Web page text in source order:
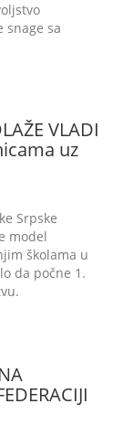
snage sa
VLADI
uz
Srpske
model
školama u
da počne 1.